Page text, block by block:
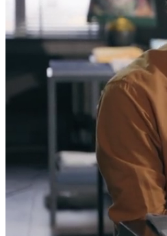
Images Éditoriales
Événements Éditoriaux